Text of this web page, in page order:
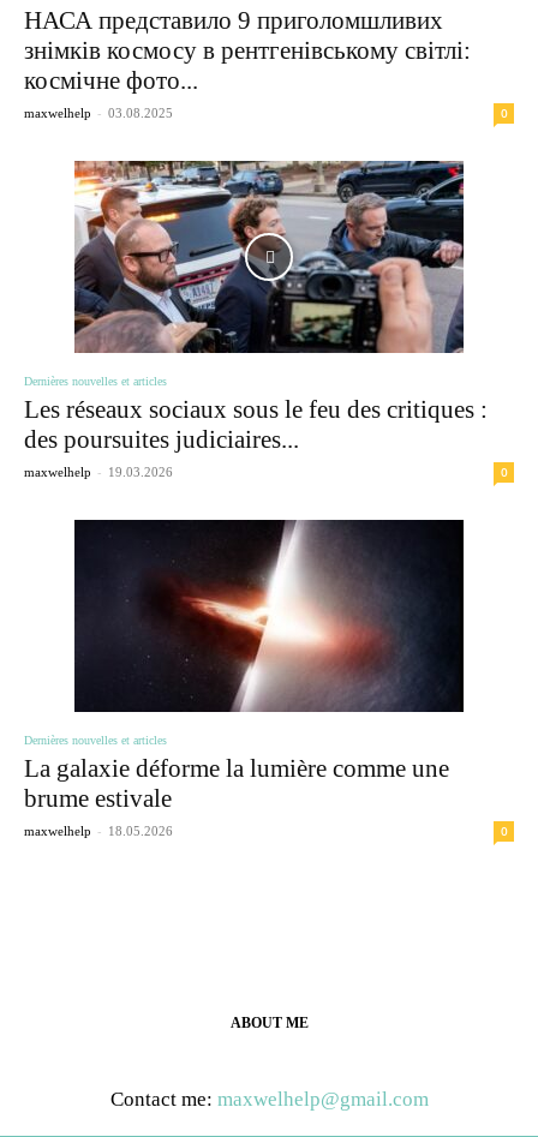
НАСА представило 9 приголомшливих
знімків космосу в рентгенівському світлі:
космічне фото...
maxwelhelp - 03.08.2025 0
Dernières nouvelles et articles
Les réseaux sociaux sous le feu des critiques :
des poursuites judiciaires...
maxwelhelp - 19.03.2026 0
Dernières nouvelles et articles
La galaxie déforme la lumière comme une
brume estivale
maxwelhelp - 18.05.2026 0
ABOUT ME
Contact me: maxwelhelp@gmail.com